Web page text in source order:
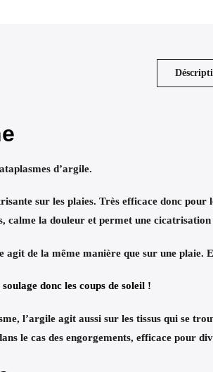
d’argile.
sur les plaies. Très efficace donc pour
calme la douleur et permet une
agit de la même manière que sur une plaie.
soulage donc les coups de soleil !
l’argile agit aussi sur les tissus qui se
le cas des engorgements, efficace pour